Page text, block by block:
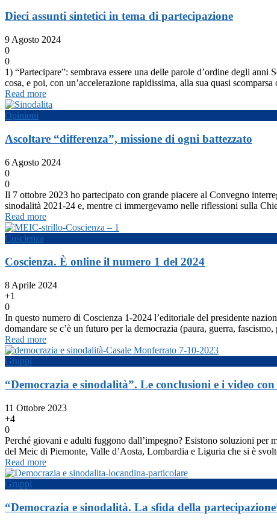
Dieci assunti sintetici in tema di partecipazione
9 Agosto 2024
0
0
1) “Partecipare”: sembrava essere una delle parole d’ordine degli
cosa, e poi, con un’accelerazione rapidissima, alla sua quasi
Read more
Opinioni
Ascoltare “differenza”, missione di ogni battezzato
6 Agosto 2024
0
0
Il 7 ottobre 2023 ho partecipato con grande piacere al Convegno
sinodalità 2021-24 e, mentre ci immergevamo nelle riflessioni sulla
Read more
Coscienza
Coscienza. È online il numero 1 del 2024
8 Aprile 2024
+1
0
In questo numero di Coscienza 1-2024 l’editoriale del presidente
domandare se c’è un futuro per la democrazia (paura, guerra,
Read more
Gruppi
“Democrazia e sinodalità”. Le conclusioni e i video
11 Ottobre 2023
+4
0
Perché giovani e adulti fuggono dall’impegno? Esistono soluzioni per
del Meic di Piemonte, Valle d’Aosta, Lombardia e Liguria che si è
Read more
Gruppi
“Democrazia e sinodalità. La sfida della